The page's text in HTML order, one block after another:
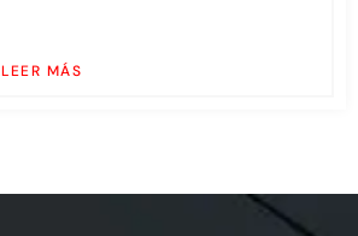
LEER MÁS